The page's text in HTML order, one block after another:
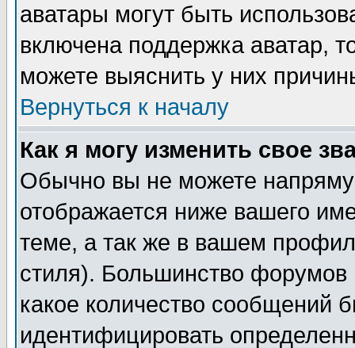
аватары могут быть
включена поддержка аватар,
можете выяснить у них
Вернуться к началу
Как я могу изменить свое
Обычно вы не можете
отображается ниже вашего
теме, а так же в вашем
стиля). Большинство форумов
какое количество сообщений
идентифицировать